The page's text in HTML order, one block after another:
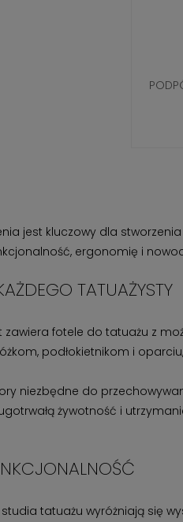
jest kluczowy dla
ergonomię i
TATUAŻYSTY
fotele do tatuażu z
podłokietnikom i
niezbędne do
żywotność i
tatuażu wyróżniają się